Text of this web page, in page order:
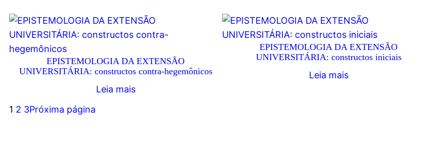
EPISTEMOLOGIA DA EXTENSÃO
UNIVERSITÁRIA: constructos contra-hegemônicos
Leia mais
EPISTEMOLOGIA DA EXTENSÃO
UNIVERSITÁRIA: constructos iniciais
Leia mais
1 2 3Próxima página